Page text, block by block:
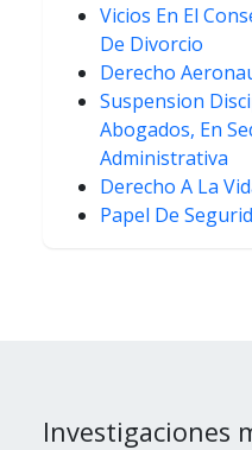
Vicios En El
De Divorcio
Derecho
Suspension
Abogados, En
Administrativa
Derecho A La
Papel De
Investigaciones